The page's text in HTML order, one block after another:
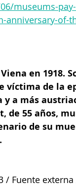
de Arte
museums-
anniversary-of-
en 1918.
víctima de la
y a más
de 55 años,
de su
/ Fuente